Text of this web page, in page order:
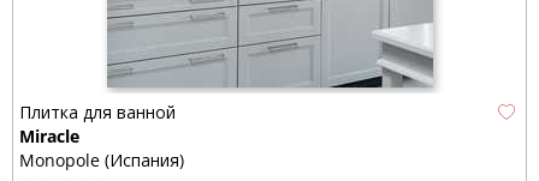
Плитка для ванной
Miracle
Monopole (Испания)